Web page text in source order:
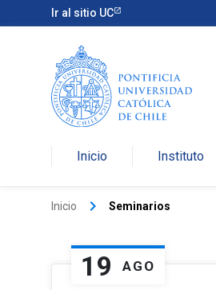
Ir al sitio UC
Inicio Instituto
Inicio keyboard_arrow_right Seminarios
19 AGO